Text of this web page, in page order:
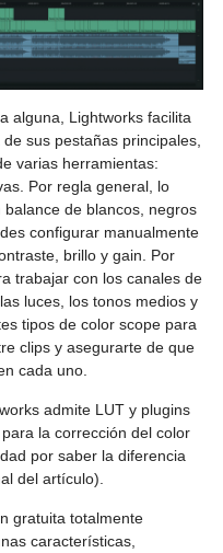
alguna, Lightworks facilita
sus pestañas principales,
varias herramientas:
Por regla general, lo
de blancos, negros
configurar manualmente
brillo y gain. Por
trabajar con los canales de
luces, los tonos medios y
tipos de color scope para
clips y asegurarte de que
cada uno.
admite LUT y plugins
la corrección del color
por saber la diferencia
del artículo).
gratuita totalmente
características,